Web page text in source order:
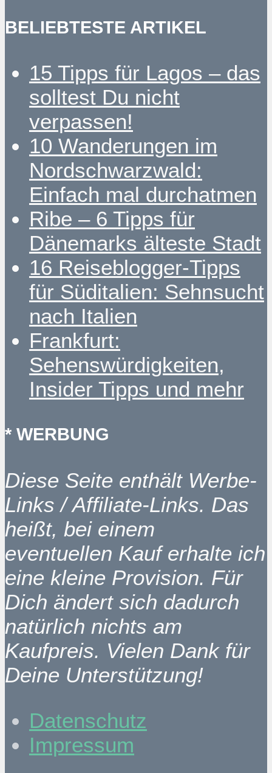
BELIEBTESTE ARTIKEL
15 Tipps für Lagos – das
solltest Du nicht
verpassen!
10 Wanderungen im
Nordschwarzwald:
Einfach mal durchatmen
Ribe – 6 Tipps für
Dänemarks älteste Stadt
16 Reiseblogger-Tipps
für Süditalien: Sehnsucht
nach Italien
Frankfurt:
Sehenswürdigkeiten,
Insider Tipps und mehr
* WERBUNG
Diese Seite enthält Werbe-
Links / Affiliate-Links. Das
heißt, bei einem
eventuellen Kauf erhalte ich
eine kleine Provision. Für
Dich ändert sich dadurch
natürlich nichts am
Kaufpreis. Vielen Dank für
Deine Unterstützung!
Datenschutz
Impressum